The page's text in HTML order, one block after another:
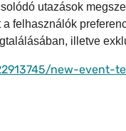
utazások
felhasználók
illetve
new-event-